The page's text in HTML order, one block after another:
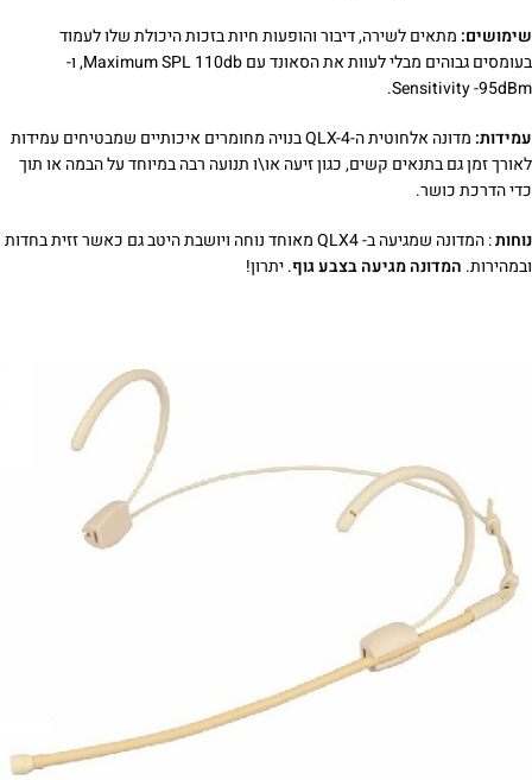
שימושים: מתאים לשירה, דיבור והופעות חיות בזכות היכולת שלו לעמוד
בעומסים גבוהים מבלי לעוות את הסאונד עם Maximum SPL 110db, ו-
Sensitivity -95dBm.
עמידות:
מדונה אלחוטית ה-QLX-4 בנויה מחומרים איכותיים שמבטיחים עמידות
לאורך זמן גם בתנאים קשים, כגון זיעה או\ו תנועה רבה במיוחד על הבמה או תוך
כדי הדרכת כושר.
נוחות
: המדונה שמגיעה ב- QLX4 מאוחד נוחה ויושבת היטב גם כאשר זזית בחדות
ובמהירות. המדונה מגיעה בצבע גוף. יתרון!